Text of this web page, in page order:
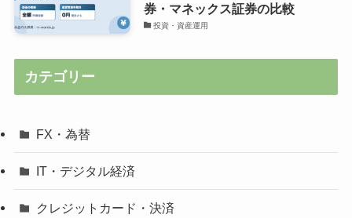
券・マネックス証券の比較
投資・資産運用
カテゴリー
FX・為替
IT・デジタル経済
クレジットカード・決済